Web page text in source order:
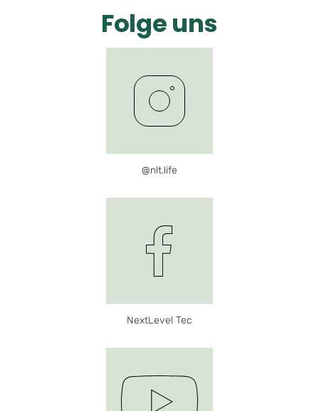
Folge uns
@nlt.life
NextLevel Tec